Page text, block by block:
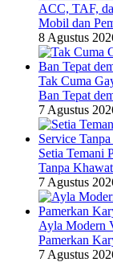
ACC, TAF,
Mobil dan
8 Agustus
Tak Cuma
Ban Tepat
7 Agustus
Setia Temani
Tanpa
7 Agustus
Ayla Modern
Pamerkan
7 Agustus